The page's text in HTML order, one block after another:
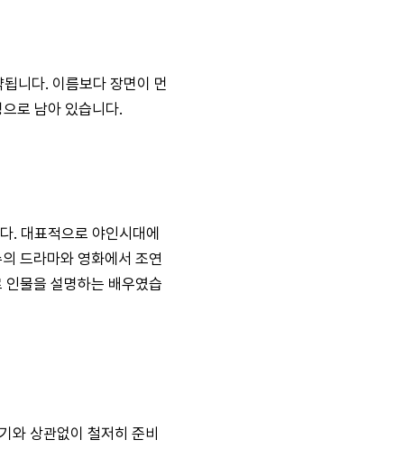
니다. 이름보다 장면이 먼
로 남아 있습니다.
. 대표적으로 야인시대에
드라마와 영화에서 조연
물을 설명하는 배우였습
와 상관없이 철저히 준비